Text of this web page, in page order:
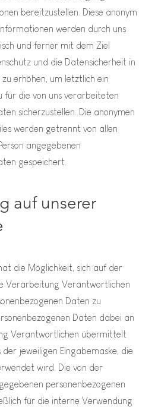
bereitzustellen. Diese anonym
werden durch uns
und ferner mit dem Ziel
und die Datensicherheit in
erhöhen, um letztlich ein
für die von uns verarbeiteten
sicherzustellen. Die anonymen
werden getrennt von allen
angegebenen
gespeichert.
auf unserer
die Möglichkeit, sich auf der
Verarbeitung Verantwortlichen
Daten zu
Daten dabei an
Verantwortlichen übermittelt
jeweiligen Eingabemaske, die
wird. Die von der
personenbezogenen
für die interne Verwendung